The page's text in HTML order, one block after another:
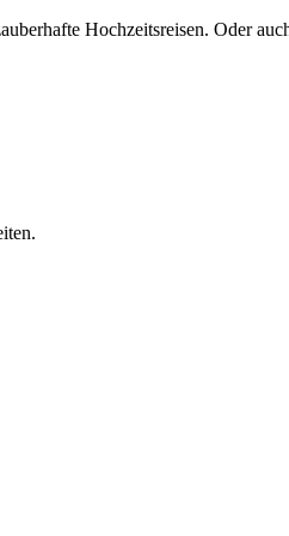
Hochzeitsreisen. Oder